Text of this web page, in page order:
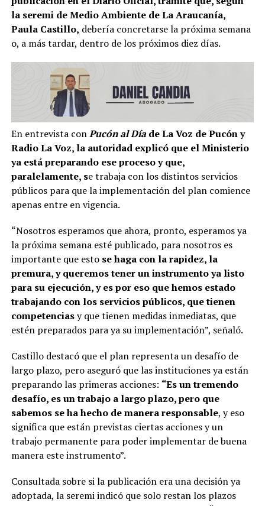
la seremi de Medio Ambiente de La Araucanía,
Paula Castillo, debería concretarse la próxima semana
o, a más tardar, dentro de los próximos diez días.
En entrevista conPucón al Díade La Voz de Pucón y
Radio La Voz, la autoridad explicó que el Ministerio
ya está preparando ese proceso y que,
paralelamente, se trabaja con los distintos servicios
públicos para que la implementación del plan comience
apenas entre en vigencia.
“Nosotros esperamos que ahora, pronto, esperamos ya
la próxima semana esté publicado, para nosotros es
importante que esto se haga con la rapidez, la
premura, y queremos tener un instrumento ya listo
para su ejecución, y es por eso que hemos estado
trabajando con los servicios públicos, que tienen
competenciasy que tienen medidas inmediatas, que
estén preparados para ya su implementación”, señaló.
Castillo destacó que el plan representa un desafío de
largo plazo, pero aseguró que las instituciones ya están
preparando las primeras acciones: “Es un tremendo
desafío, es un trabajo a largo plazo, pero que
sabemos se ha hecho de manera responsable, y eso
significa que están previstas ciertas acciones y un
trabajo permanente para poder implementar de buena
manera este instrumento”.
Consultada sobre si la publicación era una decisión ya
adoptada, la seremi indicó que solo restan los plazos